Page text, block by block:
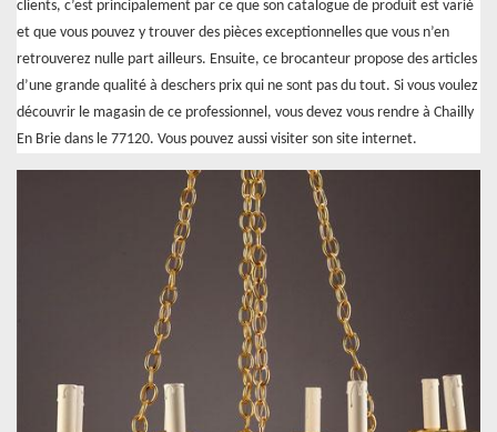
clients, c’est principalement par ce que son catalogue de produit est varié
et que vous pouvez y trouver des pièces exceptionnelles que vous n’en
retrouverez nulle part ailleurs. Ensuite, ce brocanteur propose des articles
d’une grande qualité à deschers prix qui ne sont pas du tout. Si vous voulez
découvrir le magasin de ce professionnel, vous devez vous rendre à Chailly
En Brie dans le 77120. Vous pouvez aussi visiter son site internet.